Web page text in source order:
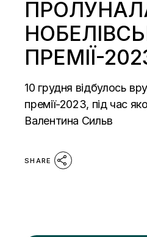
ПРЕМІЇ-
10 грудня відбулось
премії-2023, під час
Валентина Сильв
SHARE